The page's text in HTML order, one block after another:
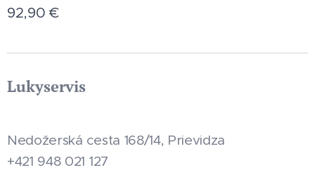
92,90 €
Lukyservis
Nedožerská cesta 168/14, Prievidza
+421 948 021 127